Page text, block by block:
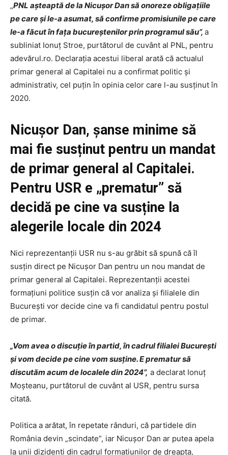
„PNL aşteaptă de la Nicuşor Dan să onoreze obligaţiile
pe care şi le-a asumat, să confirme promisiunile pe care
le-a făcut în faţa bucureştenilor prin programul său”, a
subliniat Ionuț Stroe, purtătorul de cuvânt al PNL, pentru
adevărul.ro. Declarația acestui liberal arată că actualul
primar general al Capitalei nu a confirmat politic și
administrativ, cel puțin în opinia celor care l-au susținut în
2020.
Nicușor Dan, șanse minime să
mai fie susținut pentru un mandat
de primar general al Capitalei.
Pentru USR e „prematur” să
decidă pe cine va susține la
alegerile locale din 2024
Nici reprezentanții USR nu s-au grăbit să spună că îl
susțin direct pe Nicușor Dan pentru un nou mandat de
primar general al Capitalei. Reprezentanții acestei
formațiuni politice susțin că vor analiza și filialele din
București vor decide cine va fi candidatul pentru postul
de primar.
„Vom avea o discuţie în partid, în cadrul filialei Bucureşti
şi vom decide pe cine vom susţine. E prematur să
discutăm acum de localele din 2024”, a declarat Ionuț
Moşteanu, purtătorul de cuvânt al USR, pentru sursa
citată.
Politica a arătat, în repetate rânduri, că partidele din
România devin „scindate”, iar Nicușor Dan ar putea apela
la unii dizidenți din cadrul formațiunilor de dreapta,